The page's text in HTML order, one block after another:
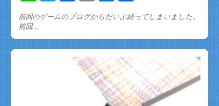
有
前回のゲームのブログからだいぶ経ってしまいました。
前回…